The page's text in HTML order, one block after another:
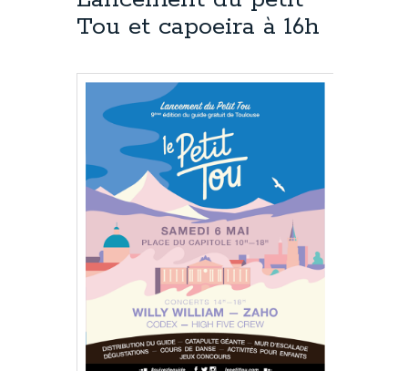
Tou et capoeira à 16h